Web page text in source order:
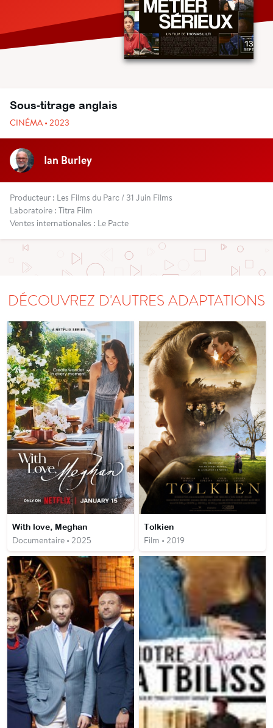
Sous-titrage anglais
CINÉMA • 2023
Ian Burley
Producteur : Les Films du Parc / 31 Juin Films
Laboratoire : Titra Film
Ventes internationales : Le Pacte
DÉCOUVREZ D'AUTRES ADAPTATIONS
With love, Meghan
Documentaire • 2025
Tolkien
Film • 2019